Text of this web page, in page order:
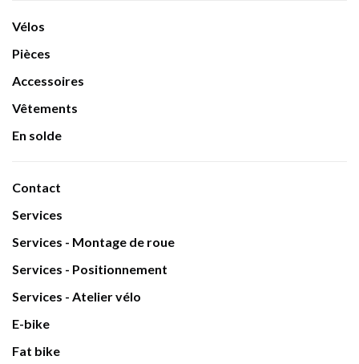
Vélos
Pièces
Accessoires
Vêtements
En solde
Contact
Services
Services - Montage de roue
Services - Positionnement
Services - Atelier vélo
E-bike
Fat bike